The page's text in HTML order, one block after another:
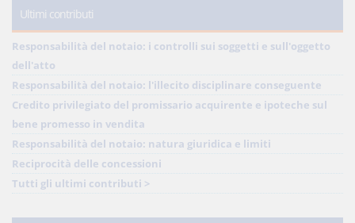
Ultimi contributi
Responsabilità del notaio: i controlli sui soggetti e sull'oggetto
dell'atto
Responsabilità del notaio: l'illecito disciplinare conseguente
Credito privilegiato del promissario acquirente e ipoteche sul
bene promesso in vendita
Responsabilità del notaio: natura giuridica e limiti
Reciprocità delle concessioni
Tutti gli ultimi contributi >